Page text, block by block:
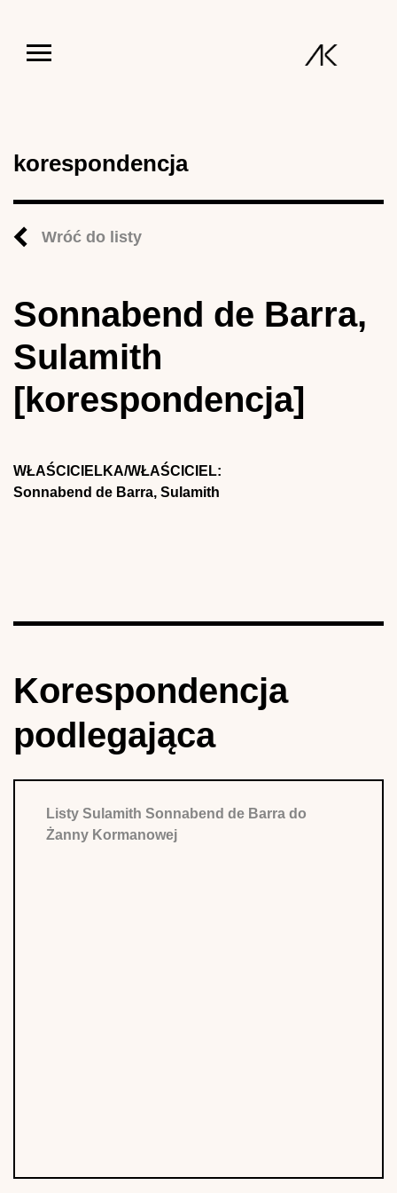
korespondencja
Wróć do listy
Sonnabend de Barra,
Sulamith
[korespondencja]
WŁAŚCICIELKA/WŁAŚCICIEL:
Sonnabend de Barra, Sulamith
Korespondencja
podlegająca
Listy Sulamith Sonnabend de Barra do
Żanny Kormanowej